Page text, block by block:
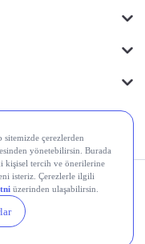
Yasal
Duyurular
Çerez